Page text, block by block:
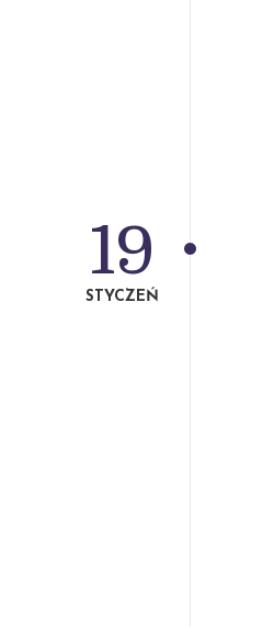
19
STYCZEŃ